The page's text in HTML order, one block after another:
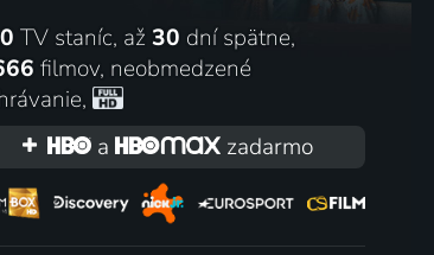
| Krimi, Dráma
My z konce světa
1975 | Československo |
TV staníc, až 30 dní spätne,
filmov, neobmedzené
,
a
zadarmo